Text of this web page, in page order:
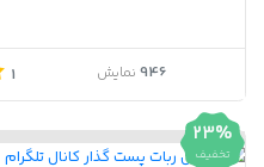
946 نمایش 1
23%
تخفیف